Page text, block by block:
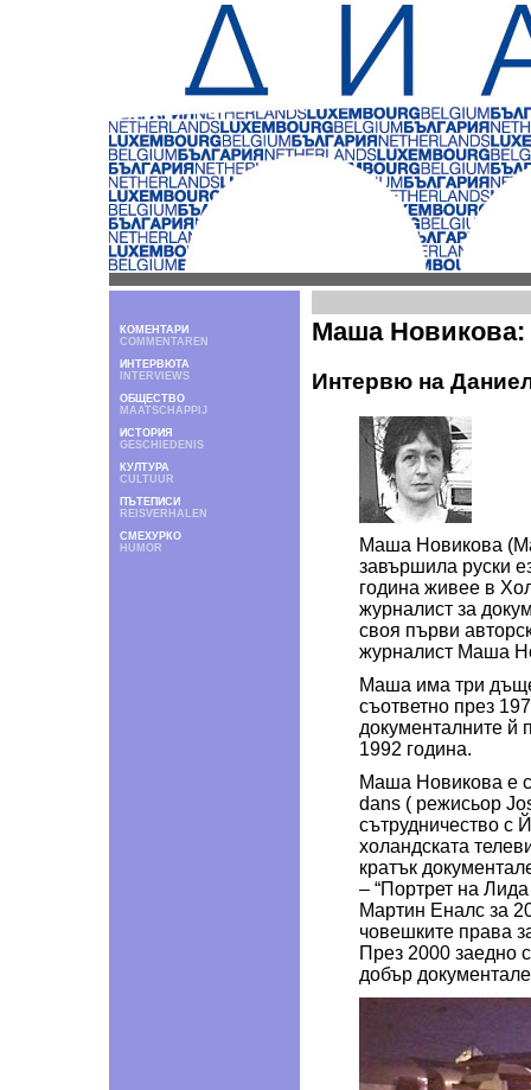
КОМЕНТАРИ
COMMENTAREN
ИНТЕРВЮТА
INTERVIEWS
ОБЩЕСТВО
MAATSCHAPPIJ
ИСТОРИЯ
GESCHIEDENIS
КУЛТУРА
CULTUUR
ПЪТЕПИСИ
REISVERHALEN
СМЕХУРКО
HUMOR
Маша
Интервю на
Маша Новикова
завършила руски
година живее в
журналист за
своя първи
журналист Маша
Маша има три
съответно през
документалните й
1992 година.
Маша Новикова е
dans ( режисьор
сътрудничество с
холандската
кратък
– “Портрет на
Мартин Еналс за
човешките права
През 2000 заедно
добър